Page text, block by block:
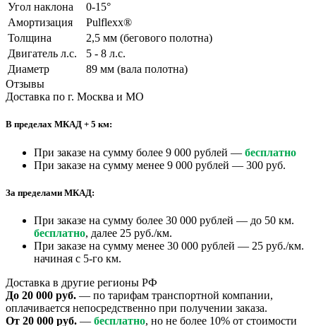
Угол наклона
0-15°
Амортизация
Pulflexx®
Толщина
2,5 мм (бегового полотна)
Двигатель л.с.
5 - 8 л.с.
Диаметр
89 мм (вала полотна)
Отзывы
Доставка по г. Москва и МО
В пределах МКАД + 5 км:
При заказе на сумму более 9 000 рублей — бесплатно
При заказе на сумму менее 9 000 рублей — 300 руб.
За пределами МКАД:
При заказе на сумму более 30 000 рублей — до 50 км.
бесплатно, далее 25 руб./км.
При заказе на сумму менее 30 000 рублей — 25 руб./км.
начиная с 5-го км.
Доставка в другие регионы РФ
До 20 000 руб. — по тарифам транспортной компании,
оплачивается непосредственно при получении заказа.
От 20 000 руб. — бесплатно, но не более 10% от стоимости